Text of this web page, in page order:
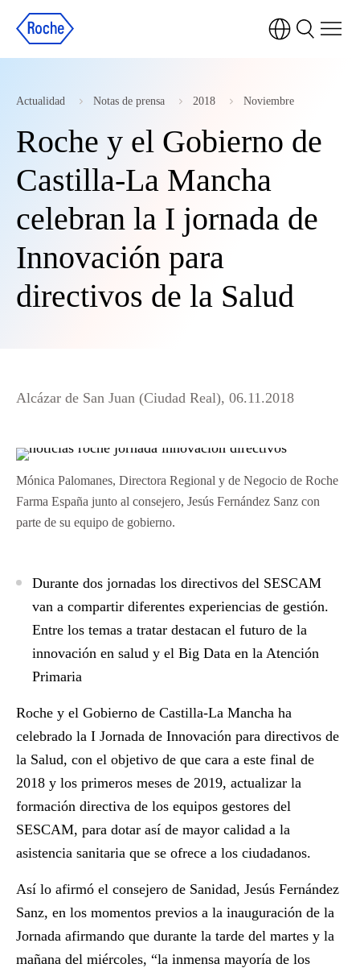
Actualidad Notas de prensa 2018 Noviembre
Roche y el Gobierno de
Castilla-La Mancha
celebran la I jornada de
Innovación para
directivos de la Salud
Alcázar de San Juan (Ciudad Real), 06.11.2018
Mónica Palomanes, Directora Regional y de Negocio de Roche
Farma España junto al consejero, Jesús Fernández Sanz con
parte de su equipo de gobierno.
Durante dos jornadas los directivos del SESCAM
van a compartir diferentes experiencias de gestión.
Entre los temas a tratar destacan el futuro de la
innovación en salud y el Big Data en la Atención
Primaria
Roche y el Gobierno de Castilla-La Mancha ha
celebrado la I Jornada de Innovación para directivos de
la Salud, con el objetivo de que cara a este final de
2018 y los primeros meses de 2019, actualizar la
formación directiva de los equipos gestores del
SESCAM, para dotar así de mayor calidad a la
asistencia sanitaria que se ofrece a los ciudadanos.
Así lo afirmó el consejero de Sanidad, Jesús Fernández
Sanz, en los momentos previos a la inauguración de la
Jornada afirmando que durante la tarde del martes y la
mañana del miércoles, “la inmensa mayoría de los